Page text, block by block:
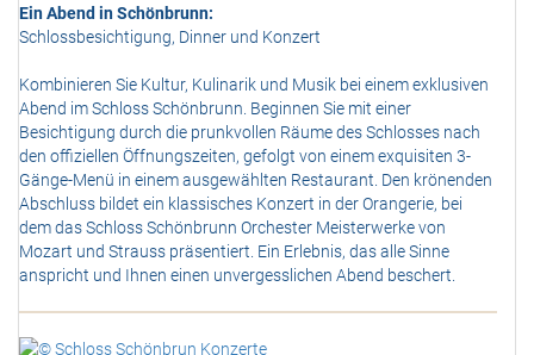
Ein Abend in Schönbrunn:
Schlossbesichtigung, Dinner und Konzert
Kombinieren Sie Kultur, Kulinarik und Musik bei einem exklusiven
Abend im Schloss Schönbrunn. Beginnen Sie mit einer
Besichtigung durch die prunkvollen Räume des Schlosses nach
den offiziellen Öffnungszeiten, gefolgt von einem exquisiten 3-
Gänge-Menü in einem ausgewählten Restaurant. Den krönenden
Abschluss bildet ein klassisches Konzert in der Orangerie, bei
dem das Schloss Schönbrunn Orchester Meisterwerke von
Mozart und Strauss präsentiert. Ein Erlebnis, das alle Sinne
anspricht und Ihnen einen unvergesslichen Abend beschert.